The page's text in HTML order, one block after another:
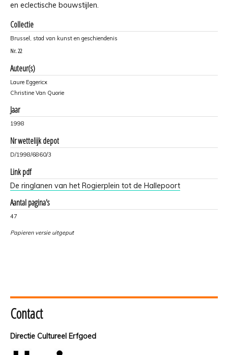
en eclectische bouwstijlen.
Collectie
Brussel, stad van kunst en geschiendenis
Nr. 22
Auteur(s)
Laure Eggericx
Christine Van Quorie
Jaar
1998
Nr wettelijk depot
D/1998/6860/3
Link pdf
De ringlanen van het Rogierplein tot de Hallepoort
Aantal pagina's
47
Papieren versie uitgeput
Contact
Directie Cultureel Erfgoed